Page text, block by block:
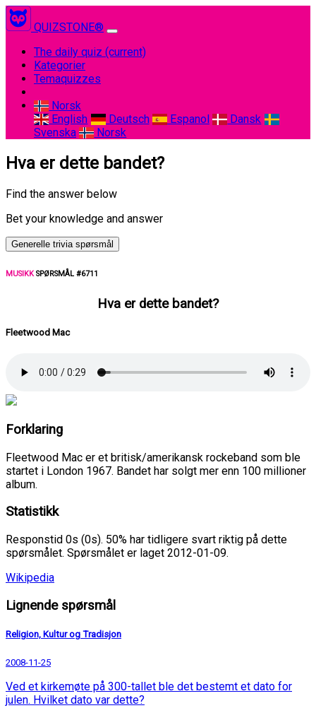
QUIZSTONE®
The daily quiz (current)
Kategorier
Temaquizzes
Norsk
English
Deutsch Espanol
Dansk
Svenska
Norsk
Hva er dette bandet?
Find the answer below
Bet your knowledge and answer
Generelle trivia spørsmål
MUSIKKSPØRSMÅL #6711
Hva er dette bandet?
Fleetwood Mac
Forklaring
Fleetwood Mac er et britisk/amerikansk rockeband som ble
startet i London 1967. Bandet har solgt mer enn 100 millioner
album.
Statistikk
Responstid 0s (0s). 50% har tidligere svart riktig på dette
spørsmålet. Spørsmålet er laget 2012-01-09.
Wikipedia
Lignende spørsmål
Religion, Kultur og Tradisjon
2008-11-25
Ved et kirkemøte på 300-tallet ble det bestemt et dato for
julen. Hvilket dato var dette?